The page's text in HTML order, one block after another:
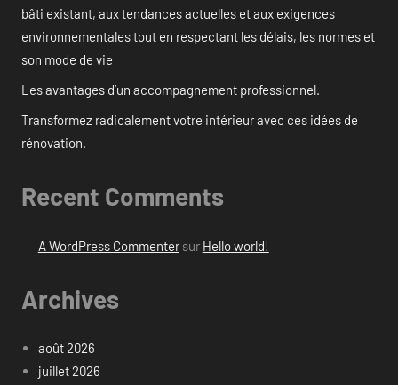
bâti existant, aux tendances actuelles et aux exigences
environnementales tout en respectant les délais, les normes et
son mode de vie
Les avantages d’un accompagnement professionnel.
Transformez radicalement votre intérieur avec ces idées de
rénovation.
Recent Comments
A WordPress Commentersur Hello world!
Archives
août 2026
juillet 2026